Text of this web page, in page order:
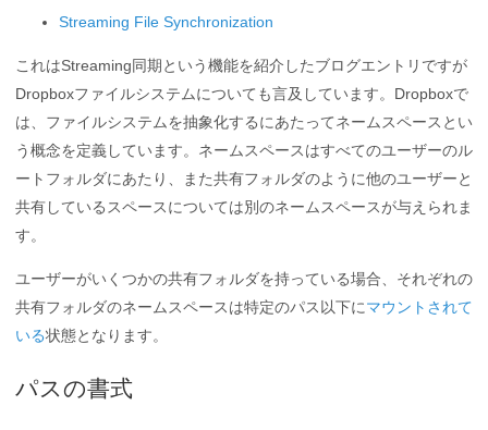
Streaming File Synchronization
これはStreaming同期という機能を紹介したブログエントリですが
Dropboxファイルシステムについても言及しています。Dropboxで
は、ファイルシステムを抽象化するにあたってネームスペースとい
う概念を定義しています。ネームスペースはすべてのユーザーのル
ートフォルダにあたり、また共有フォルダのように他のユーザーと
共有しているスペースについては別のネームスペースが与えられま
す。
ユーザーがいくつかの共有フォルダを持っている場合、それぞれの
共有フォルダのネームスペースは特定のパス以下にマウントされて
いる状態となります。
パスの書式